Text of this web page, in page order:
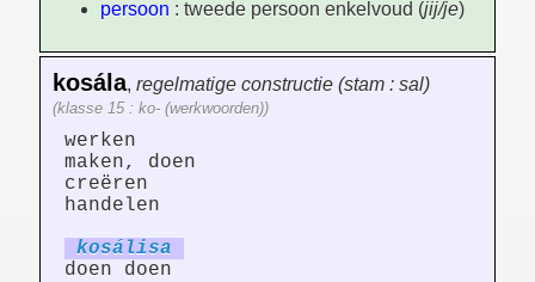
persoon : tweede persoon enkelvoud (jij/je)
kosála, regelmatige constructie (stam : sal)
(klasse 15 : ko- (werkwoorden))
werken
maken, doen
creëren
handelen
kosálisa
doen doen